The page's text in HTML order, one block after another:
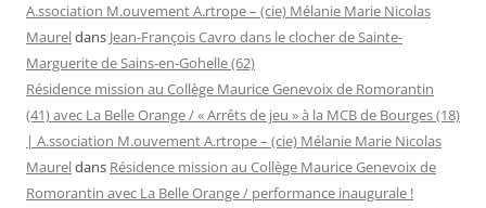
A.ssociation M.ouvement A.rtrope – (cie) Mélanie Marie Nicolas
Maureldans Jean-François Cavro dans le clocher de Sainte-
Marguerite de Sains-en-Gohelle (62)
Résidence mission au Collège Maurice Genevoix de Romorantin
(41) avec La Belle Orange / « Arrêts de jeu » à la MCB de Bourges (18)
| A.ssociation M.ouvement A.rtrope – (cie) Mélanie Marie Nicolas
Maureldans Résidence mission au Collège Maurice Genevoix de
Romorantin avec La Belle Orange / performance inaugurale !